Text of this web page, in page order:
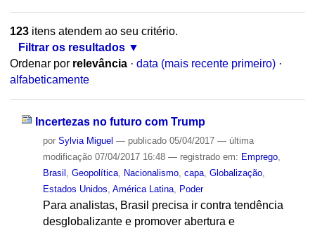
123itens atendem ao seu critério.
Filtrar os resultados
Ordenar por relevância · data (mais recente primeiro) ·
alfabeticamente
Incertezas no futuro com Trump
por Sylvia Miguel — publicado05/04/2017 — última
modificação07/04/2017 16:48 — registrado em: Emprego,
Brasil
Geopolítica, Nacionalismo, capa, Globalização,
Estados Unidos América Latina, Poder
Para analistas, Brasil precisa ir contra tendência
desglobalizante e promover abertura e